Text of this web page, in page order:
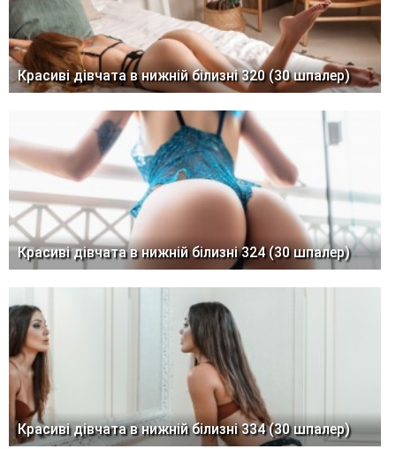
Красиві дівчата в нижній білизні 320 (30 шпалер)
Красиві дівчата в нижній білизні 324 (30 шпалер)
Красиві дівчата в нижній білизні 334 (30 шпалер)